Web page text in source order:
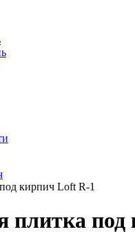
кирпич Loft R-1
плитка